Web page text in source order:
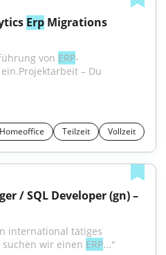
Erp Migrations
von ERP-
– Du
Homeoffice Teilzeit Vollzeit
/ SQL Developer (gn) –
international tätiges
wir einen ERP..."